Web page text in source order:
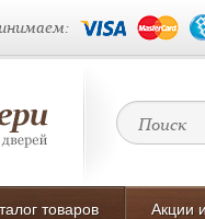
товаров Акции